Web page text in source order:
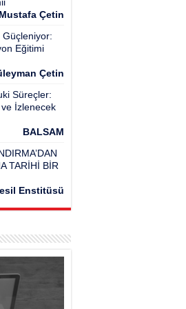
Mustafa Çetin
Güçleniyor:
Eğitimi
Çetin
Süreçler:
İzlenecek
BALSAM
TARİHİ BİR
Enstitüsü